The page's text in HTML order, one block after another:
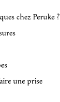
chez Peruke ?
une prise